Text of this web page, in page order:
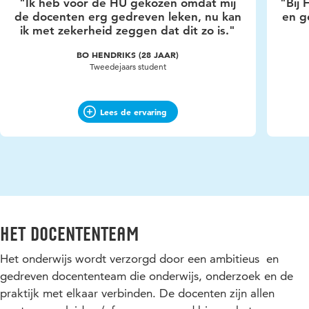
Strength & conditioning.
de docenten erg gedreven leken, nu kan
ik met zekerheid zeggen dat dit zo is."
BO HENDRIKS (28 JAAR)
Tweedejaars student
Lees de ervaring
en
Het docententeam
Het onderwijs wordt verzorgd door een ambitieus en
gedreven docententeam die onderwijs, onderzoek en de
praktijk met elkaar verbinden. De docenten zijn allen